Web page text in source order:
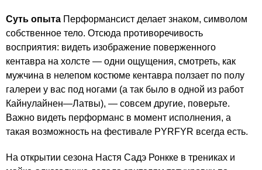
Суть опыта Перформансист делает знаком, символом
собственное тело. Отсюда противоречивость
восприятия: видеть изображение поверженного
кентавра на холсте — одни ощущения, смотреть, как
мужчина в нелепом костюме кентавра ползает по полу
галереи у вас под ногами (а так было в одной из работ
Кайнулайнен—Латвы), — совсем другие, поверьте.
Важно видеть перформанс в момент исполнения, а
такая возможность на фестивале PYRFYR всегда есть.
На открытии сезона Настя Садэ Ронкке в трениках и